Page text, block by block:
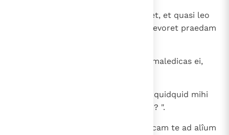
Ecce populus ut leaena consurget, et quasi leo
erigetur; non accubabit, donec devoret praedam
Dixitque Balac ad Balaam: " Nec maledicas ei,
Et ille ait: " Nonne dixi tibi quod, quidquid mihi
Dominus imperaret, hoc facerem? ".
Et ait Balac ad eum: " Veni, et ducam te ad alîum